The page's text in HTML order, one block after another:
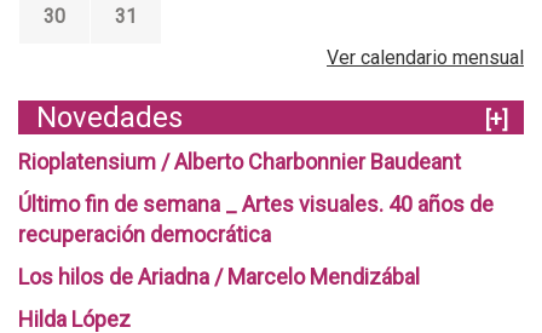
30
31
Ver calendario mensual
Novedades
[+]
Rioplatensium / Alberto Charbonnier Baudeant
Último fin de semana _ Artes visuales. 40 años de
recuperación democrática
Los hilos de Ariadna / Marcelo Mendizábal
Hilda López